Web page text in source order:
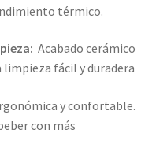
térmico.
Acabado cerámico
limpieza fácil y duradera
y confortable.
con más